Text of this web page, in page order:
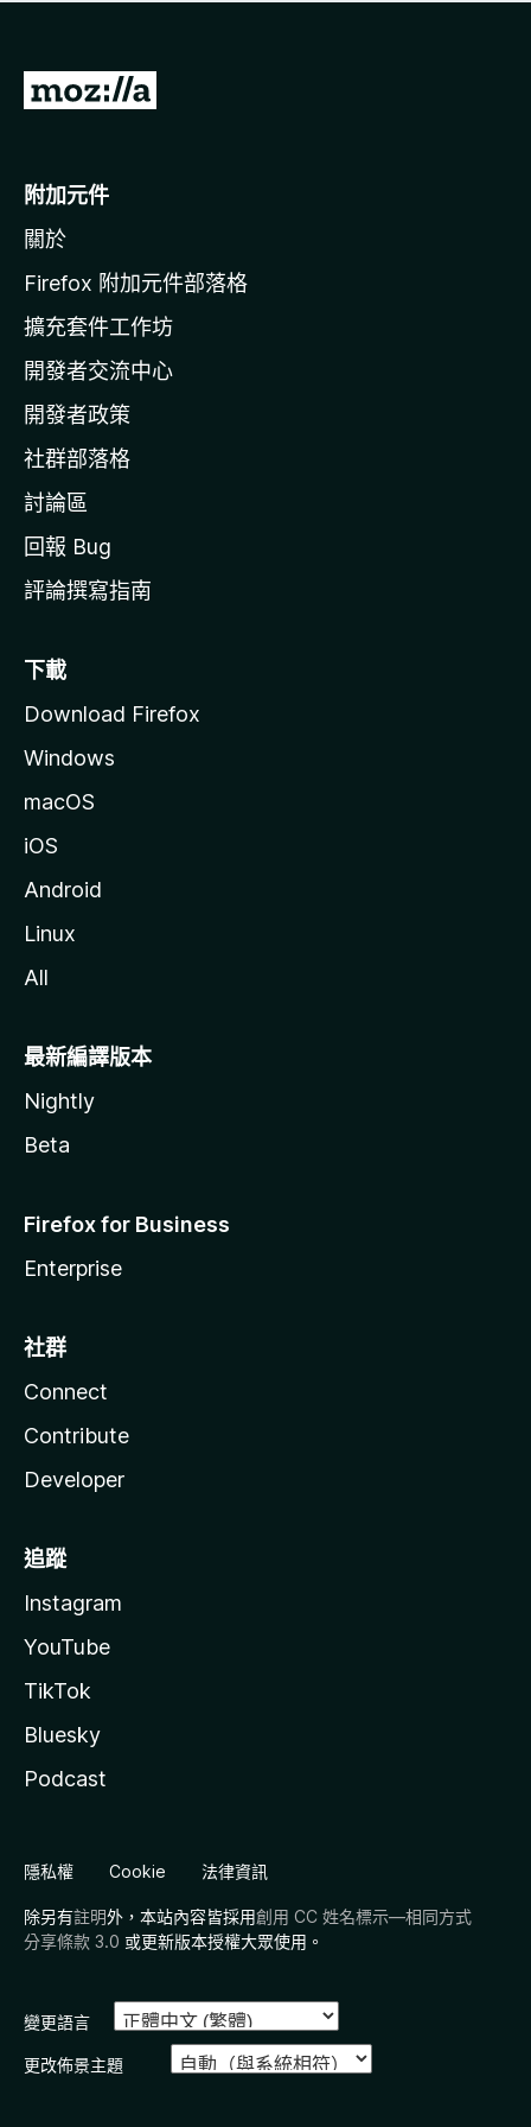
有
前
o
i
l
a
官
網
附加元件
關於
Firefox 附加元件部落格
擴充套件工作坊
開發者交流中心
開發者政策
社群部落格
討論區
回報 Bug
評論撰寫指南
下載
Download Firefox
Windows
macOS
iOS
Android
Linux
All
最新編譯版本
Nightly
Beta
Firefox for Business
Enterprise
社群
Connect
Contribute
Developer
追蹤
Instagram
YouTube
TikTok
Bluesky
Podcast
隱私權 Cookie 法律資訊
除另有註明外，本站內容皆採用創用 CC 姓名標示—相同方式
分享條款 3.0 或更新版本授權大眾使用。
變更語言
更改佈景主題